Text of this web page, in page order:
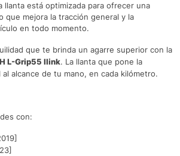
llanta está optimizada para ofrecer una
que mejora la tracción general y la
en todo momento.
que te brinda un agarre superior con la
L-Grip55 Ilink. La llanta que pone la
alcance de tu mano, en cada kilómetro.
con: